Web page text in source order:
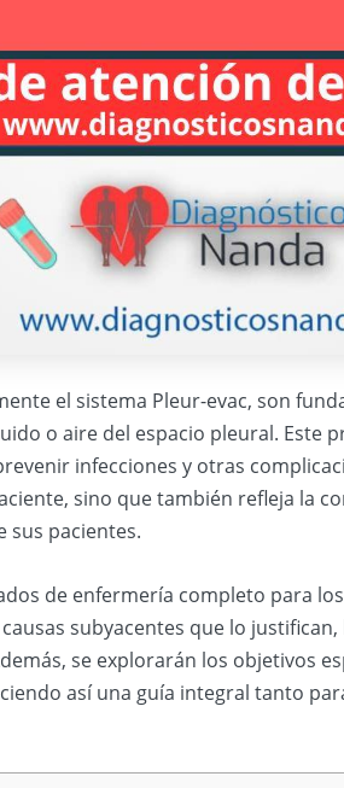
el sistema Pleur-evac, son
o aire del espacio pleural. Este
infecciones y otras
sino que también refleja la
sus pacientes.
de enfermería completo para
subyacentes que lo
se explorarán los objetivos
así una guía integral tanto